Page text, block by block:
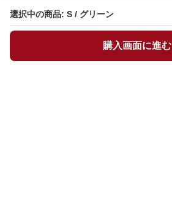
選択中の商品: S / グリーン
購入画面に進む
選択中の商品: S / グリーン
購入画面に進む